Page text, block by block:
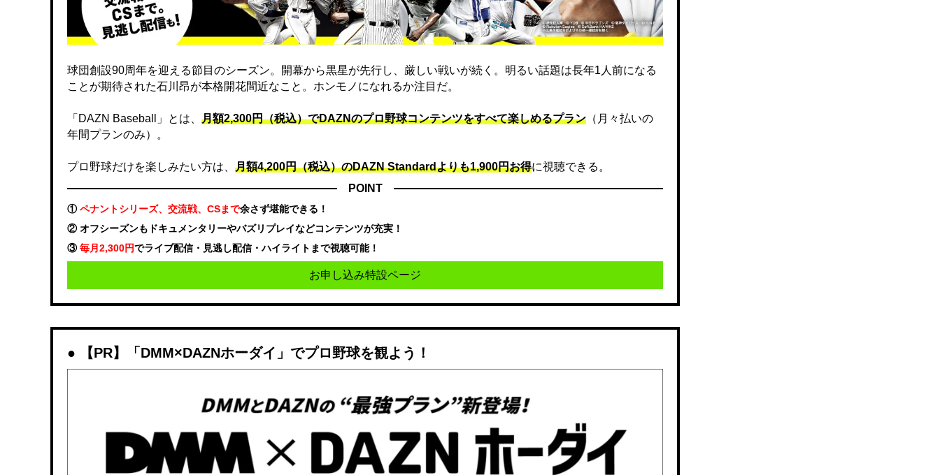
球団創設90周年を迎える節目のシーズン。開幕から黒星が先行し、厳しい戦いが続く。明るい話題は長年1人前になる
ことが期待された石川昂が本格開花間近なこと。ホンモノになれるか注目だ。
「DAZN Baseball」とは、 月額2,300円（税込）でDAZNのプロ野球コンテンツをすべて楽しめるプラン （月々払いの
年間プランのみ）。
プロ野球だけを楽しみたい方は、 月額4,200円（税込）のDAZN Standard​よりも1,900円お得に視聴できる。
POINT
①ペナントシリーズ、交流戦、CSまで余さず堪能できる！
② オフシーズンもドキュメンタリーやバズリプレイなどコンテンツが充実！
③毎月2,300円でライブ配信・見逃し配信・ハイライトまで視聴可能！
お申し込み特設ページ
【PR】「DMM×DAZNホーダイ」でプロ野球を観よう！